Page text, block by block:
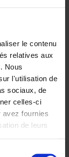
le contenu
relatives aux
Nous
l'utilisation de
sociaux, de
celles-ci
avez fournies
de leurs
Beyond